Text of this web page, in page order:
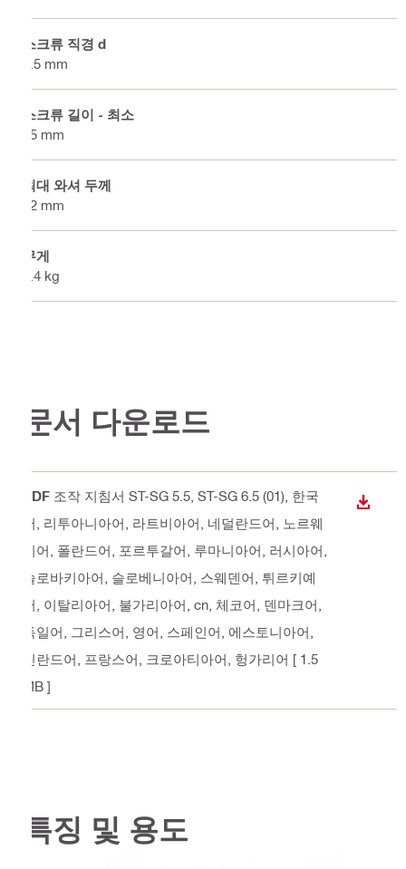
스크류 직경 d
5.5 mm
스크류 길이 - 최소
55 mm
최대 와셔 두께
12 mm
무게
0.4 kg
문서 다운로드
PDF 조작 지침서 ST-SG 5.5, ST-SG 6.5 (01) , 한국
어, 리투아니아어, 라트비아어, 네덜란드어, 노르웨
이어, 폴란드어, 포르투갈어, 루마니아어, 러시아어,
슬로바키아어, 슬로베니아어, 스웨덴어, 튀르키예
어, 이탈리아어, 불가리아어, cn, 체코어, 덴마크어,
독일어, 그리스어, 영어, 스페인어, 에스토니아어,
핀란드어, 프랑스어, 크로아티아어, 헝가리어 [ 1.5
MB ]
다운로
특징 및 용도